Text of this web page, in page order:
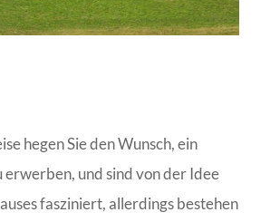
hegen Sie den Wunsch, ein
erwerben, und sind von der Idee
fasziniert, allerdings bestehen